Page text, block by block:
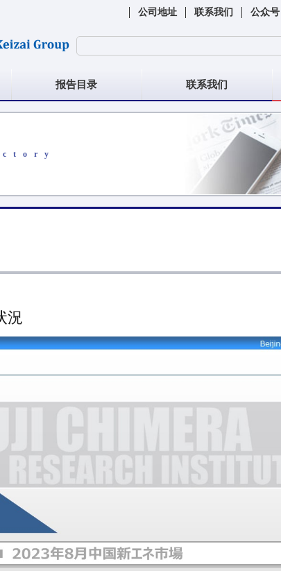
公司地址 联系我们 公众号
报告目录 联系我们
況